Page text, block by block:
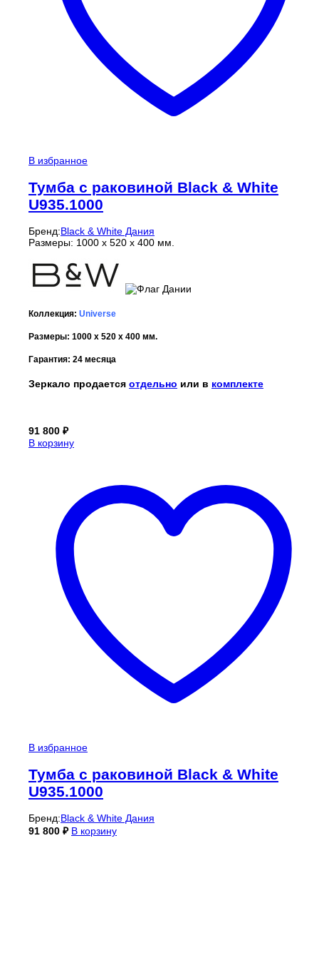
В избранное
Тумба с раковиной Black & White
U935.1000
Бренд:Black & White Дания
Размеры: 1000 x 520 x 400 мм.
Коллекция: Universe
Размеры: 1000 x 520 x 400 мм.
Гарантия: 24 месяца
Зеркало продается отдельно или в комплекте
91 800 ₽
В корзину
В избранное
Тумба с раковиной Black & White
U935.1000
Бренд:Black & White Дания
91 800 ₽ В корзину